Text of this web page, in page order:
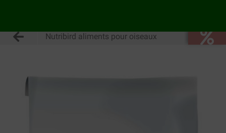
Nutribird aliments pour oiseaux